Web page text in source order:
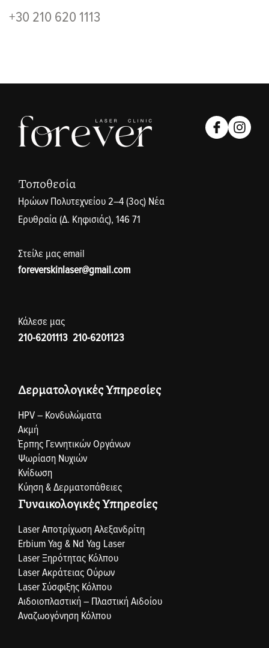
+30 210 620 1113
Τοποθεσία
Ηρώων Πολυτεχνείου 2–4 (3ος) Νέα
Ερυθραία (Δ. Κηφισιάς), 146 71
Στείλε μας email
foreverskinlaser@gmail.com
Κάλεσε μας
210-6201113 210-6201123
Δερματολογικές Υπηρεσίες
HPV – Κονδυλώματα
Ακμή
Έρπης Γεννητικών Οργάνων
Ψωρίαση Νυχιών
Κνίδωση
Κύηση & Δερματοπάθειες
Γυναικολογικές Υπηρεσίες
Laser Αποτρίχωση Αλεξανδρίτη
Erbium Yag & Nd Yag Laser
Laser Ξηρότητας Κόλπου
Laser Ακράτειας Ούρων
Laser Σύσφιξης Κόλπου
Αιδοιοπλαστική – Πλαστική Αιδοίου
Αναζωογόνηση Κόλπου